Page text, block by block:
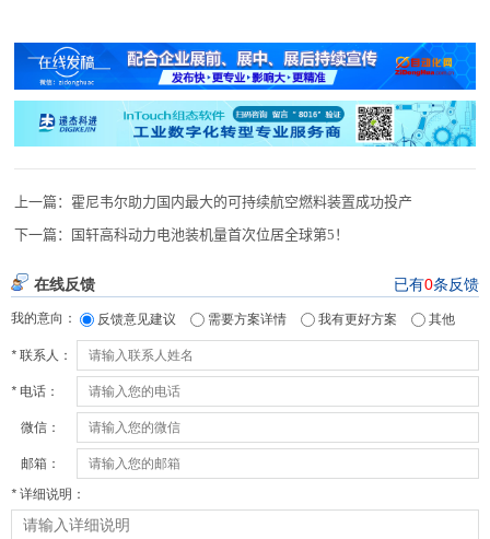
上一篇： 霍尼韦尔助力国内最大的可持续航空燃料装置成功投产
下一篇： 国轩高科动力电池装机量首次位居全球第5！